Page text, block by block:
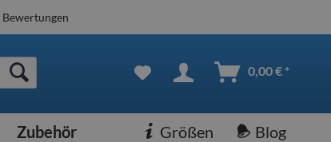
0,00 € *
Zubehör Blog
Größen